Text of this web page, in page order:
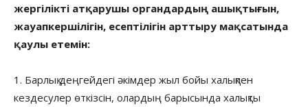
жергілікті атқарушы органдардың ашықтығын,
жауапкершілігін, есептілігін арттыру мақсатында
қаулы етемін:
1. Барлық деңгейдегі әкімдер жыл бойы халықпен
кездесулер өткізсін, олардың барысында халықты